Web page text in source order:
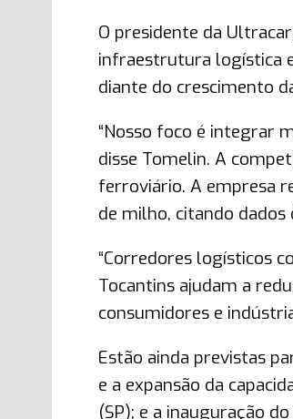
O presidente da
infraestrutura logística
diante do crescimento
“Nosso foco é integrar
disse Tomelin. A
ferroviário. A empresa
de milho, citando
“Corredores logísticos
Tocantins ajudam a
consumidores e
Estão ainda previstas
e a expansão da
(SP); e a inauguração